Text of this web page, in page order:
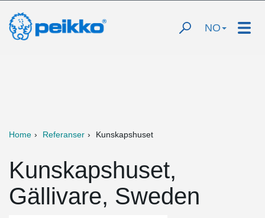
NO
Home Referanser Kunskapshuset
Kunskapshuset,
Gällivare, Sweden